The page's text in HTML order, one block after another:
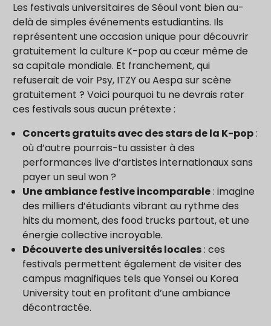
Les festivals universitaires de Séoul vont bien au-
delà de simples événements estudiantins. Ils
représentent une occasion unique pour découvrir
gratuitement la culture K-pop au cœur même de
sa capitale mondiale. Et franchement, qui
refuserait de voir Psy, ITZY ou Aespa sur scène
gratuitement ? Voici pourquoi tu ne devrais rater
ces festivals sous aucun prétexte :
Concerts gratuits avec des stars de la K-pop:
où d’autre pourrais-tu assister à des
performances live d’artistes internationaux sans
payer un seul won ?
Une ambiance festive incomparable: imagine
des milliers d’étudiants vibrant au rythme des
hits du moment, des food trucks partout, et une
énergie collective incroyable.
Découverte des universités locales: ces
festivals permettent également de visiter des
campus magnifiques tels que Yonsei ou Korea
University tout en profitant d’une ambiance
décontractée.